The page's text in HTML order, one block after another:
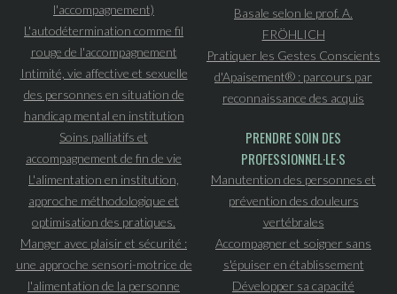
l'accompagnement)
L'autodétermination comme fil
rouge de l'accompagnement
Intimité, vie affective et sexuelle
des personnes en situation de
handicap mental en institution
Soins palliatifs et
accompagnement de fin de vie
L'alimentation en institution,
approche méthodologique et
optimisation des pratiques.
Manger avec plaisir et sécurité :
une approche sensori-motrice de
l'alimentation de la personne
Basale selon le prof. A.
FRÖHLICH
Pratiquer les Gestes Conscients
d'Apaisement® : parcours par
reconnaissance des acquis
PRENDRE SOIN DES
PROFESSIONNEL·LE·S
Manutention des personnes et
prévention des douleurs
vertébrales
Accompagner et soigner sans
s'épuiser en établissement
Développer sa capacité